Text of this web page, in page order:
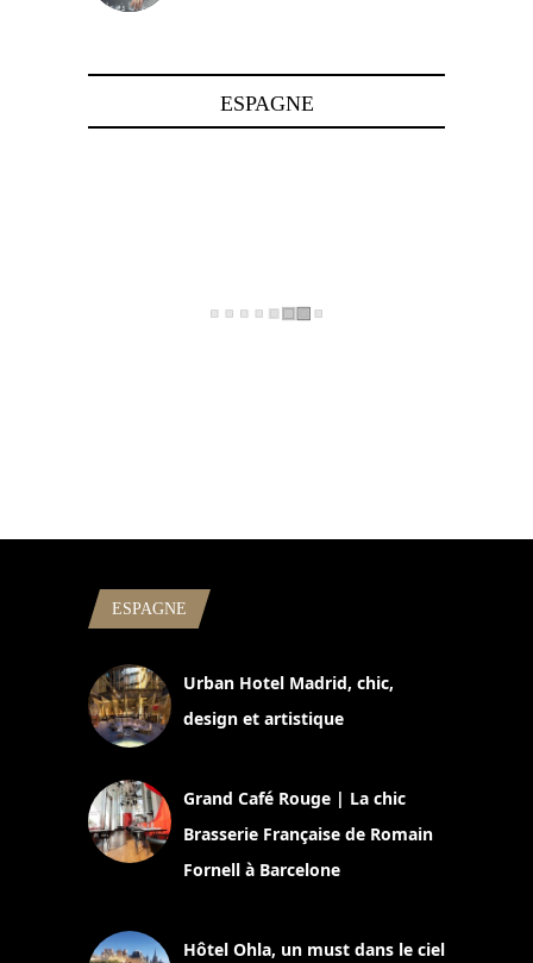
ESPAGNE
ESPAGNE
Urban Hotel Madrid, chic,
design et artistique
Grand Café Rouge | La chic
Brasserie Française de Romain
Fornell à Barcelone
Hôtel Ohla, un must dans le ciel